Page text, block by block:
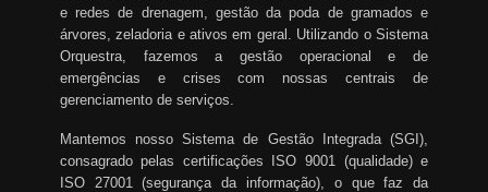
e redes de drenagem, gestão da poda de gramados e
árvores, zeladoria e ativos em geral. Utilizando o Sistema
Orquestra, fazemos a gestão operacional e de
emergências e crises com nossas centrais de
gerenciamento de serviços.
Mantemos nosso Sistema de Gestão Integrada (SGI),
consagrado pelas certificações ISO 9001 (qualidade) e
ISO 27001 (segurança da informação), o que faz da